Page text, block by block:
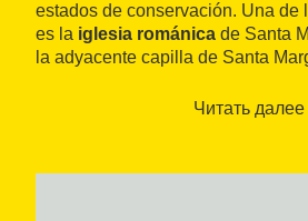
estados de conservación. Una de
es la iglesia románica de Santa
la adyacente capilla de Santa
conserva dos salas y dos torres.
Читать далее